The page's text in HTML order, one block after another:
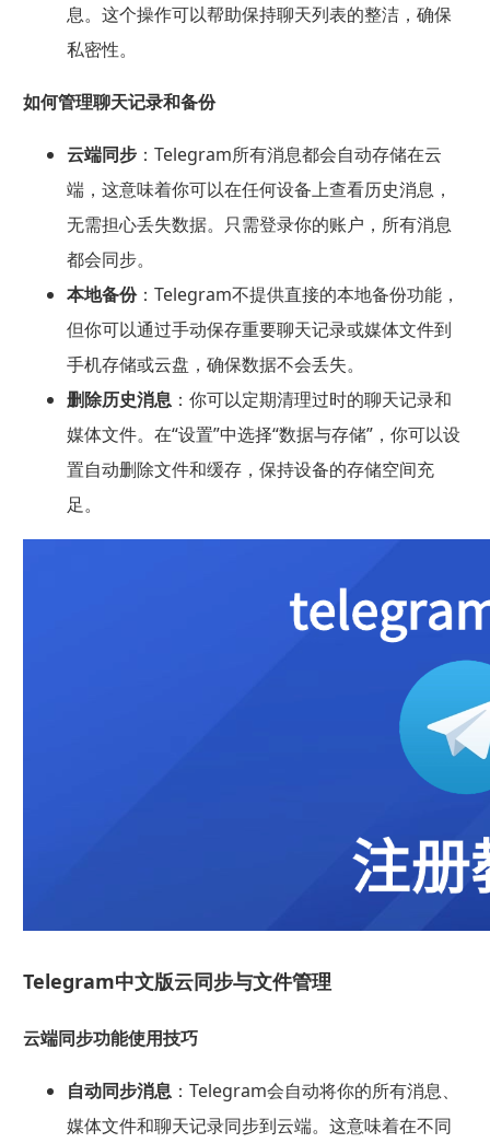
息。这个操作可以帮助保持聊天列表的整洁，确保
私密性。
如何管理聊天记录和备份
云端同步：Telegram所有消息都会自动存储在云
端，这意味着你可以在任何设备上查看历史消息，
无需担心丢失数据。只需登录你的账户，所有消息
都会同步。
本地备份：Telegram不提供直接的本地备份功能，
但你可以通过手动保存重要聊天记录或媒体文件到
手机存储或云盘，确保数据不会丢失。
删除历史消息：你可以定期清理过时的聊天记录和
媒体文件。在“设置”中选择“数据与存储”，你可以设
置自动删除文件和缓存，保持设备的存储空间充
足。
Telegram中文版云同步与文件管理
云端同步功能使用技巧
自动同步消息：Telegram会自动将你的所有消息、
媒体文件和聊天记录同步到云端。这意味着在不同